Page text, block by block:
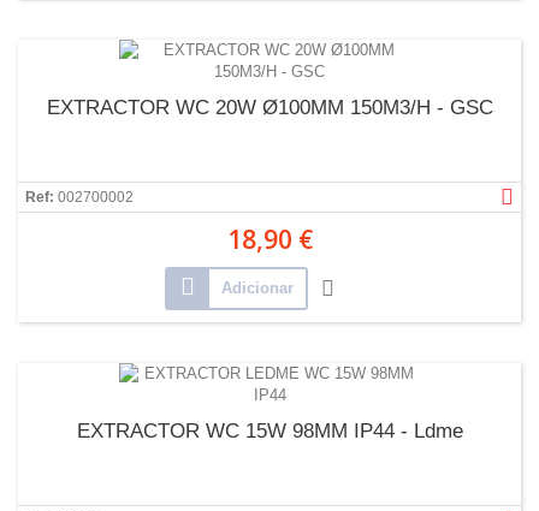
EXTRACTOR WC 20W Ø100MM 150M3/H - GSC
Ref: 002700002
18,90 €
Adicionar
EXTRACTOR WC 15W 98MM IP44 - Ldme